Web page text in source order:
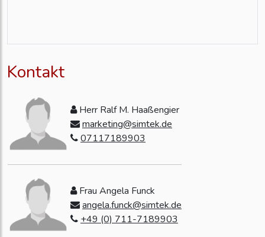
Kontakt
Herr Ralf M. Haaßengier
marketing@simtek.de
07117189903
Frau Angela Funck
angela.funck@simtek.de
+49 (0) 711-7189903